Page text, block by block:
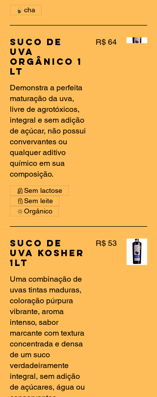
cha
Suco De
Uva
Orgânico 1
LT
Demonstra a perfeita
maturação da uva,
livre de agrotóxicos,
integral e sem adição
de açúcar, não possui
convervantes ou
qualquer aditivo
químico em sua
composição.
R$ 64
Sem lactose
Sem leite
Orgânico
Suco De
Uva Kosher
1LT
Uma combinação de
uvas tintas maduras,
coloração púrpura
vibrante, aroma
intenso, sabor
marcante com textura
concentrada e densa
de um suco
verdadeiramente
integral, sem adição
de açúcares, água ou
R$ 53